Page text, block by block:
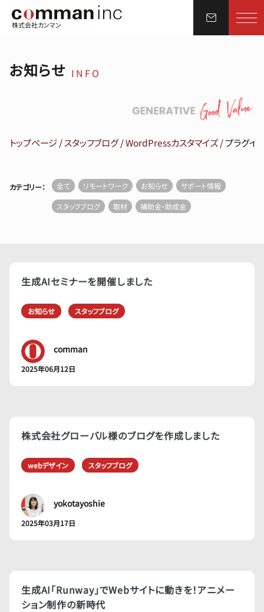
株式会社カンマン
お知らせ INFO
トップページ/スタッフブログ/WordPressカスタマイズ/プラグイン
カテゴリー： 全て リモートワーク お知らせ サポート情報
スタッフブログ 取材 補助金・助成金
生成AIセミナーを開催しました
お知らせ スタッフブログ
comman
2025年06月12日
株式会社グローバル様のブログを作成しました
webデザイン スタッフブログ
yokotayoshie
2025年03月17日
生成AI「Runway」でWebサイトに動きを！アニメー
ション制作の新時代